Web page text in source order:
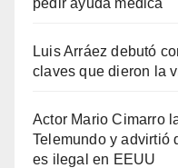
Luis Arráez debutó
claves que dieron la
Actor Mario Cimarro
Telemundo y advirtió
es ilegal en EEUU